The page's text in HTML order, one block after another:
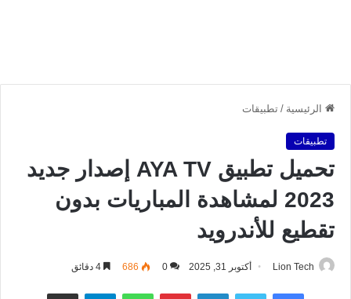
الرئيسية / تطبيقات
تطبيقات
تحميل تطبيق AYA TV إصدار جديد
2023 لمشاهدة المباريات بدون
تقطيع للأندرويد
Lion Tech أكتوبر 31, 2025 0
686
فيسبوك تويتر لينكدإن بينتيريستواتساب تيلقرام مشاركة عبر البريد